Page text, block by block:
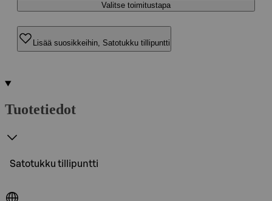
Valitse toimitustapa
Lisää suosikkeihin, Satotukku tillipuntti
Tuotetiedot
Satotukku tillipuntti